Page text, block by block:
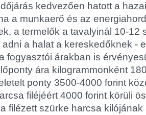
kedvezően hatott a
a munkaerő és az
a termelők a tavalyinál 10-12
a halat a kereskedőknek -
fogyasztói árakban is
ára kilogrammonként
ponty 3500-4000 forint
filéjéért 4000 forint körüli
filézett szürke harcsa